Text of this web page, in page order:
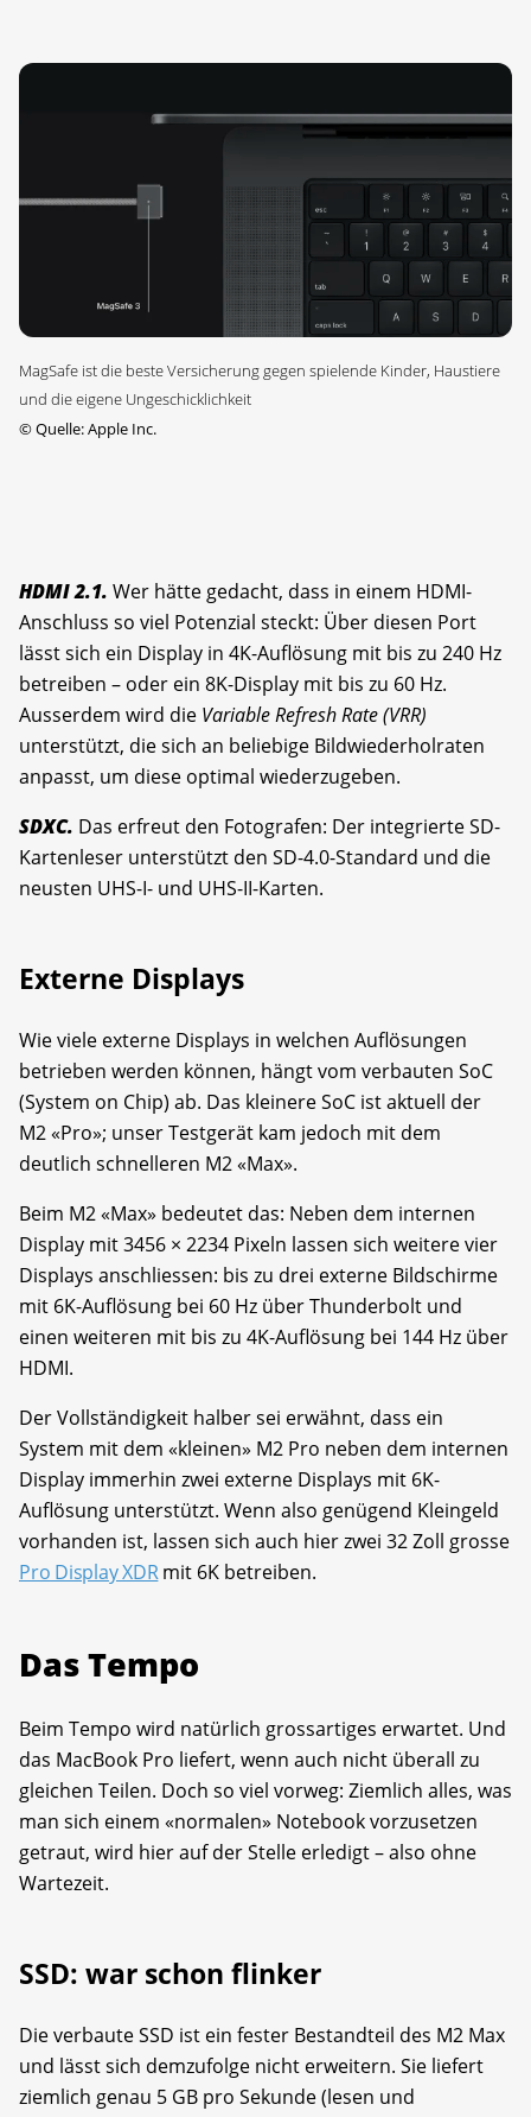
MagSafe ist die beste Versicherung gegen spielende Kinder, Haustiere
und die eigene Ungeschicklichkeit
©Quelle: Apple Inc.
HDMI 2.1. Wer hätte gedacht, dass in einem HDMI-
Anschluss so viel Potenzial steckt: Über diesen Port
lässt sich ein Display in 4K-Auflösung mit bis zu 240 Hz
betreiben – oder ein 8K-Display mit bis zu 60 Hz.
Ausserdem wird die Variable Refresh Rate (VRR)
unterstützt, die sich an beliebige Bildwiederholraten
anpasst, um diese optimal wiederzugeben.
SDXC. Das erfreut den Fotografen: Der integrierte SD-
Kartenleser unterstützt den SD-4.0-Standard und die
neusten UHS-I- und UHS-II-Karten.
Externe Displays
Wie viele externe Displays in welchen Auflösungen
betrieben werden können, hängt vom verbauten SoC
(System on Chip) ab. Das kleinere SoC ist aktuell der
M2 «Pro»; unser Testgerät kam jedoch mit dem
deutlich schnelleren M2 «Max».
Beim M2 «Max» bedeutet das: Neben dem internen
Display mit 3456 × 2234 Pixeln lassen sich weitere vier
Displays anschliessen: bis zu drei externe Bildschirme
mit 6K-Auflösung bei 60 Hz über Thunderbolt und
einen weiteren mit bis zu 4K-Auflösung bei 144 Hz über
HDMI.
Der Vollständigkeit halber sei erwähnt, dass ein
System mit dem «kleinen» M2 Pro neben dem internen
Display immerhin zwei externe Displays mit 6K-
Auflösung unterstützt. Wenn also genügend Kleingeld
vorhanden ist, lassen sich auch hier zwei 32 Zoll grosse
Pro Display XDRmit 6K betreiben.
Das Tempo
Beim Tempo wird natürlich grossartiges erwartet. Und
das MacBook Pro liefert, wenn auch nicht überall zu
gleichen Teilen. Doch so viel vorweg: Ziemlich alles, was
man sich einem «normalen» Notebook vorzusetzen
getraut, wird hier auf der Stelle erledigt – also ohne
Wartezeit.
SSD: war schon flinker
Die verbaute SSD ist ein fester Bestandteil des M2 Max
und lässt sich demzufolge nicht erweitern. Sie liefert
ziemlich genau 5 GB pro Sekunde (lesen und